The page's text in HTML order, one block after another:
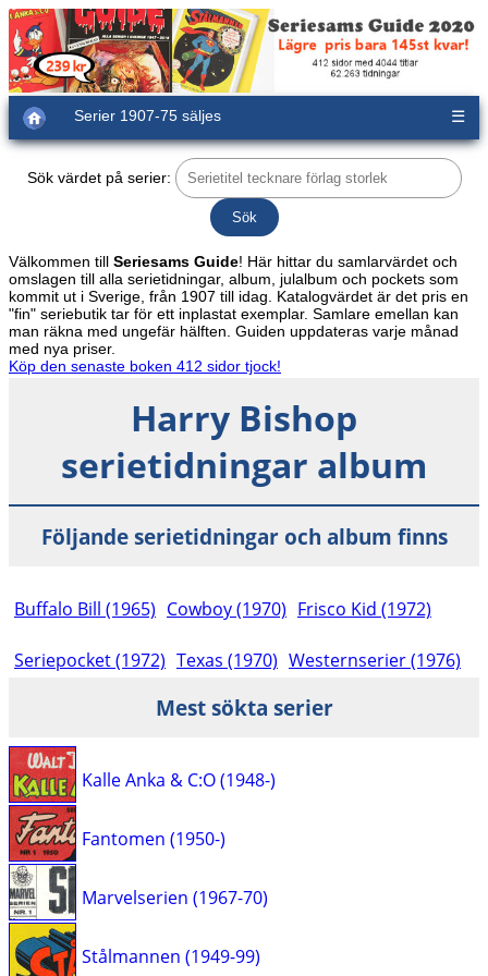
Serier 1907-75 säljes ☰
Sök värdet på serier:
Välkommen till Seriesams Guide! Här hittar du samlarvärdet och
omslagen till alla serietidningar, album, julalbum och pockets som
kommit ut i Sverige, från 1907 till idag. Katalogvärdet är det pris en
"fin" seriebutik tar för ett inplastat exemplar. Samlare emellan kan
man räkna med ungefär hälften. Guiden uppdateras varje månad
med nya priser.
Köp den senaste boken 412 sidor tjock!
Harry Bishop
serietidningar album
Följande serietidningar och album finns
Buffalo Bill (1965) Cowboy (1970) Frisco Kid (1972)
Seriepocket (1972) Texas (1970) Westernserier (1976)
Mest sökta serier
Kalle Anka & C:O (1948-)
Fantomen (1950-)
Marvelserien (1967-70)
Stålmannen (1949-99)